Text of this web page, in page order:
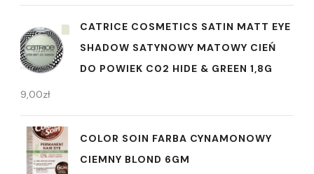
CATRICE COSMETICS SATIN MATT EYE
SHADOW SATYNOWY MATOWY CIEŃ
DO POWIEK C02 HIDE & GREEN 1,8G
9,00zł
COLOR SOIN FARBA CYNAMONOWY
CIEMNY BLOND 6GM